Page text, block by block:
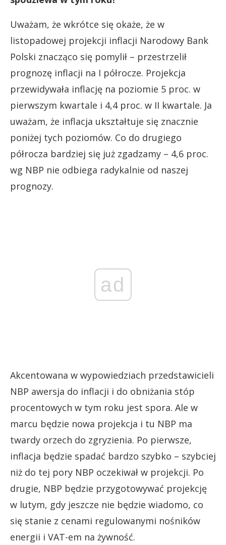
Uważam, że wkrótce się okaże, że w
listopadowej projekcji inflacji Narodowy Bank
Polski znacząco się pomylił – przestrzelił
prognozę inflacji na I półrocze. Projekcja
przewidywała inflację na poziomie 5 proc. w
pierwszym kwartale i 4,4 proc. w II kwartale. Ja
uważam, że inflacja ukształtuje się znacznie
poniżej tych poziomów. Co do drugiego
półrocza bardziej się już zgadzamy – 4,6 proc.
wg NBP nie odbiega radykalnie od naszej
prognozy.
ad
Akcentowana w wypowiedziach przedstawicieli
NBP awersja do inflacji i do obniżania stóp
procentowych w tym roku jest spora. Ale w
marcu będzie nowa projekcja i tu NBP ma
twardy orzech do zgryzienia. Po pierwsze,
inflacja będzie spadać bardzo szybko – szybciej
niż do tej pory NBP oczekiwał w projekcji. Po
drugie, NBP będzie przygotowywać projekcję
w lutym, gdy jeszcze nie będzie wiadomo, co
się stanie z cenami regulowanymi nośników
energii i VAT-em na żywność.